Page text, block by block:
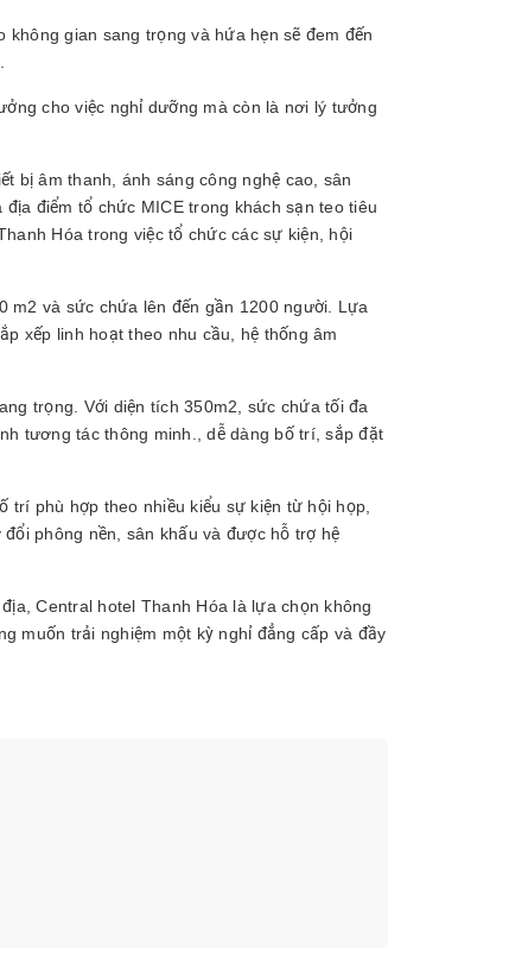
gian sang trọng và hứa hẹn sẽ đem đến
cho việc nghỉ dưỡng mà còn là nơi lý tưởng
bị âm thanh, ánh sáng công nghệ cao, sân
điểm tổ chức MICE trong khách sạn teo tiêu
Hóa trong việc tổ chức các sự kiện, hội
m2 và sức chứa lên đến gần 1200 người. Lựa
xếp linh hoạt theo nhu cầu, hệ thống âm
trọng. Với diện tích 350m2, sức chứa tối đa
tương tác thông minh., dễ dàng bố trí, sắp đặt
phù hợp theo nhiều kiểu sự kiện từ hội họp,
phông nền, sân khấu và được hỗ trợ hệ
Central hotel Thanh Hóa là lựa chọn không
muốn trải nghiệm một kỳ nghỉ đẳng cấp và đầy